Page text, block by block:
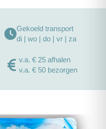
Gekoeld transport
di | wo | do | vr | za
v.a. € 25 afhalen
v.a. € 50 bezorgen